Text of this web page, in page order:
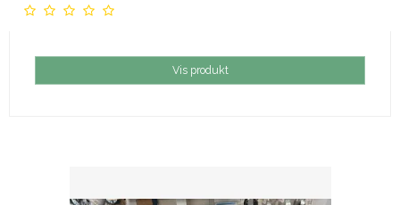
Vis produkt